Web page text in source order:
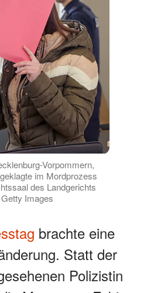
Vorpommern,
im Mordprozess
des Landgerichts
Images
brachte eine
Statt der
Polizistin